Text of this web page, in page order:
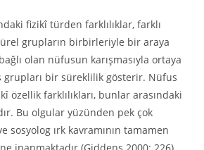
fizikî türden farklılıklar, farklı
grupların birbirleriyle bir araya
olan nüfusun karışmasıyla ortaya
grupları bir süreklilik gösterir. Nüfus
özellik farklılıkları, bunlar arasındaki
Bu olgular yüzünden pek çok
sosyolog ırk kavramının tamamen